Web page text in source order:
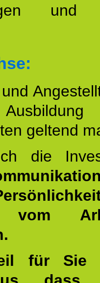
und
geltend
die
für Sie